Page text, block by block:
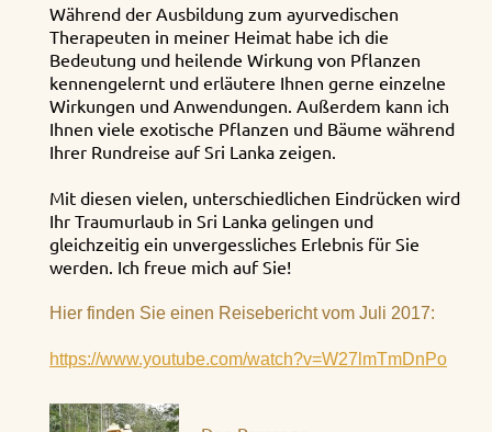
Während der Ausbildung zum ayurvedischen
Therapeuten in meiner Heimat habe ich die
Bedeutung und heilende Wirkung von Pflanzen
kennengelernt und erläutere Ihnen gerne einzelne
Wirkungen und Anwendungen. Außerdem kann ich
Ihnen viele exotische Pflanzen und Bäume während
Ihrer Rundreise auf Sri Lanka zeigen.
Mit diesen vielen, unterschiedlichen Eindrücken wird
Ihr Traumurlaub in Sri Lanka gelingen und
gleichzeitig ein unvergessliches Erlebnis für Sie
werden. Ich freue mich auf Sie!
Hier finden Sie einen Reisebericht vom Juli 2017:
https://www.youtube.com/watch?v=W27lmTmDnPo